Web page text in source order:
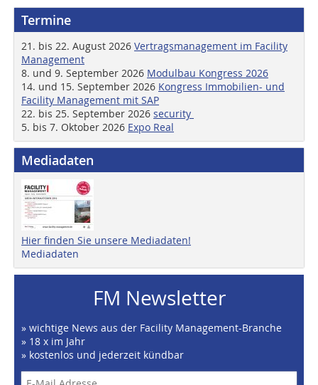
Termine
21. bis 22. August 2026 Vertragsmanagement im Facility
Management
8. und 9. September 2026 Modulbau Kongress 2026
14. und 15. September 2026 Kongress Immobilien- und
Facility Management mit SAP
22. bis 25. September 2026 security
5. bis 7. Oktober 2026 Expo Real
Mediadaten
Hier finden Sie unsere Mediadaten!
Mediadaten
FM Newsletter
» wichtige News aus der Facility Management-Branche
» 18 x im Jahr
» kostenlos und jederzeit kündbar